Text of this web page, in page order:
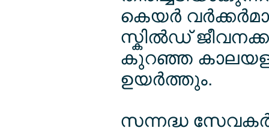
കെയര്‍
സ്കില്‍ഡ്
കുറഞ്ഞ കാലയളവ്
ഉയര്‍ത്തും.
സന്നദ്ധ